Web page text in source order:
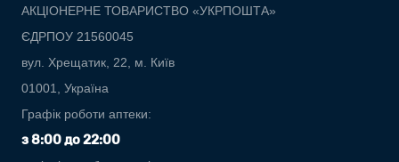
АКЦІОНЕРНЕ ТОВАРИСТВО «УКРПОШТА»
ЄДРПОУ 21560045
вул. Хрещатик, 22, м. Київ
01001, Україна
Графік роботи аптеки:
з 8:00 до 22:00